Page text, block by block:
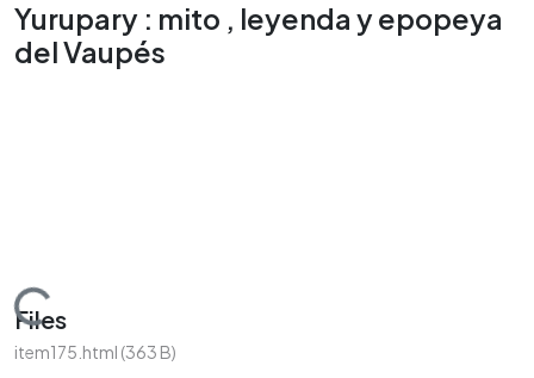
Yurupary : mito , leyenda y epopeya
del Vaupés
Loading...
Files
item175.html (363 B)